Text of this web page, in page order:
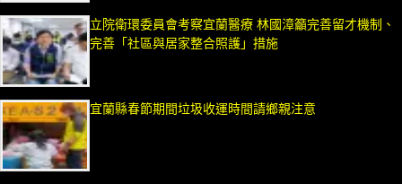
立院衛環委員會考察宜蘭醫療 林國漳籲完善留才機制、
完善「社區與居家整合照護」措施
宜蘭縣春節期間垃圾收運時間請鄉親注意